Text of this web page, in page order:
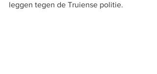
leggen tegen de Truiense politie.